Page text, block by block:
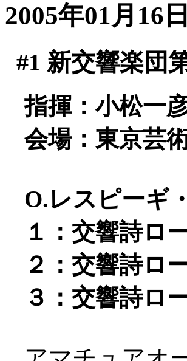
2005年01月16
#1 新交響楽団
指揮：小松一
会場：東京芸
O.レスピーギ
１：交響詩ロ
２：交響詩ロ
３：交響詩ロ